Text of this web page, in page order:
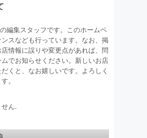
編集スタッフです。このホームペ
スなども行っています。なお、掲
情報に誤りや変更点があれば、問
でお知らせください。新しいお店
くと、なお嬉しいです。よろしく
。
ん.